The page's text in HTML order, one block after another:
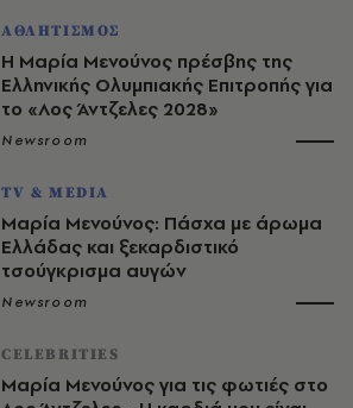
ΑΘΛΗΤΙΣΜΟΣ
Η Μαρία Μενούνος πρέσβης της
Ελληνικής Ολυμπιακής Επιτροπής για
το «Λος Άντζελες 2028»
Newsroom
TV & MEDIA
Μαρία Μενούνος: Πάσχα με άρωμα
Ελλάδας και ξεκαρδιστικό
τσούγκρισμα αυγών
Newsroom
CELEBRITIES
Μαρία Μενούνος για τις φωτιές στο